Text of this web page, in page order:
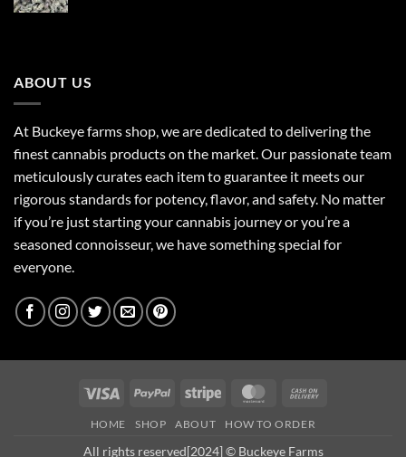
ABOUT US
At Buckeye farms shop, we are dedicated to delivering the
finest cannabis products on the market. Our passionate team
meticulously curates each item to guarantee it meets our
rigorous standards for potency, flavor, and safety. No matter
if you’re just starting your cannabis journey or you’re a
seasoned connoisseur, we have something special for
everyone.
Visa PayPal Stripe MasterCard
HOME SHOP ABOUT HOW TO ORDER
All rights reserved[2024] © Buckeye Farms